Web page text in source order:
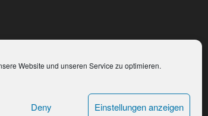
Website und unseren Service zu optimieren.
Deny Einstellungen anzeigen